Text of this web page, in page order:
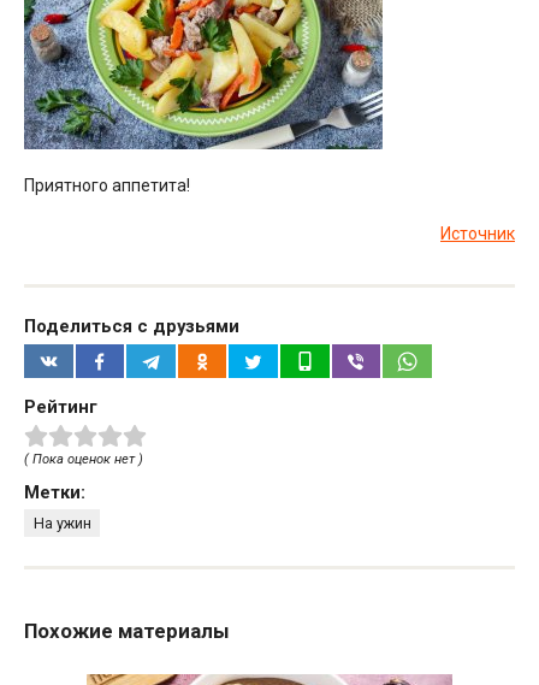
Приятного аппетита!
Источник
Поделиться с друзьями
Рейтинг
( Пока оценок нет )
Метки:
На ужин
Похожие материалы